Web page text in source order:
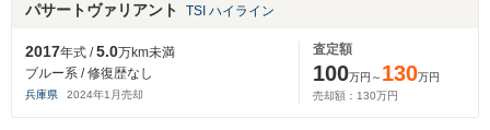
パサートヴァリアント TSI ハイライン
2017年式 /5.0万km未満
ブルー系 / 修復歴なし
兵庫県 2024年1 月売却
査定額
100万円～ 130万円
売却額： 130万円